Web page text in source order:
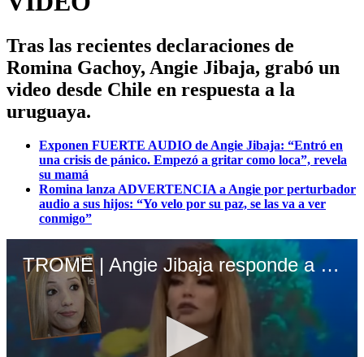
Tras las recientes declaraciones de
Romina Gachoy, Angie Jibaja, grabó un
video desde Chile en respuesta a la
uruguaya.
Exponen FUERTE AUDIO de Angie Jibaja: “Entró en
una crisis de pánico. Empezó a gritar como loca”, revela
su mamá
Romina lanza ADVERTENCIA a Angie por perturbador
audio a sus hijos: “Yo velo por su paz, se las va a ver
conmigo”
TROME | Angie Jibaja responde a Romina Gachoy (Todo se Filtra)